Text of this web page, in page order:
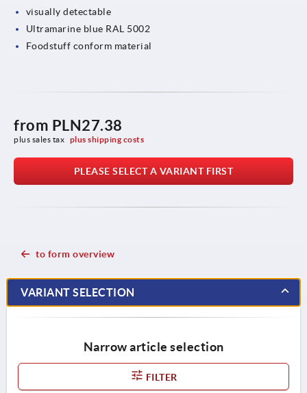
visually detectable
Ultramarine blue RAL 5002
Foodstuff conform material
from PLN27.38
plus sales tax plus shipping costs
PLEASE SELECT A VARIANT FIRST
to form overview
VARIANT SELECTION
Narrow article selection
FILTER